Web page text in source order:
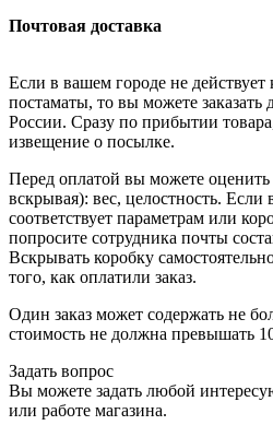
Почтовая доставка
Если в вашем городе не действует
постаматы, то вы можете заказать
России. Сразу по прибытии
извещение о посылке.
Перед оплатой вы можете оценить
вскрывая): вес, целостность. Если
соответствует параметрам или
попросите сотрудника почты
Вскрывать коробку
того, как оплатили заказ.
Один заказ может содержать не
стоимость не должна превышать
Задать вопрос
Вы можете задать любой
или работе магазина.